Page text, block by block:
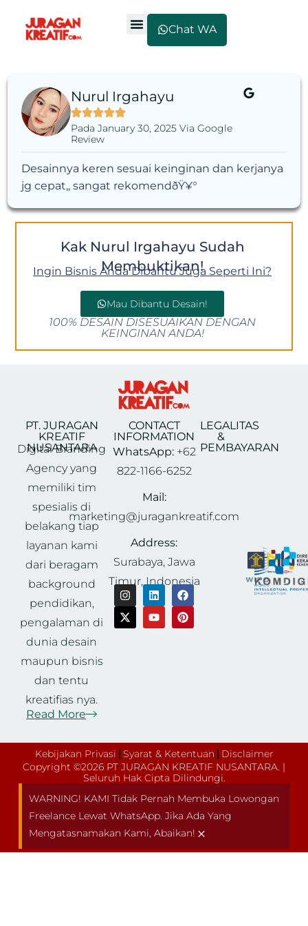
Chat WA
Nurul Irgahayu
Pada January 30, 2025 Via Google
Review
Desainnya keren sesuai keinginan dan kerjanya
jg cepat,, sangat rekomendðŸ¥°
Kak Nurul Irgahayu Sudah
Membuktikan!
Ingin Bisnis Anda Dibantu Juga Seperti Ini?
Mau Dibantu Desain!
100% DESAIN DISESUAIKAN DENGAN
KEINGINAN ANDA!
PT. JURAGAN
KREATIF
NUSANTARA
Digital Branding
Agency yang
memiliki tim
spesialis di
belakang tiap
layanan kami
dari beragam
background
pendidikan,
pengalaman di
dunia desain
maupun bisnis
dan tentu
kreatifias nya.
Read More
CONTACT
INFORMATION
WhatsApp:+62
822-1166-6252
Mail:
marketing@juragankreatif.com
Address:
Surabaya, Jawa
Timur, Indonesia
LEGALITAS
&
PEMBAYARAN
Kebijakan Privasi Syarat & Ketentuan
Disclaimer
Copyright ©2026 PT JURAGAN KREATIF NUSANTARA. |
Seluruh Hak Cipta Dilindungi.
WARNING! KAMI Tidak Pernah Membuka Lowongan
Freelance Lewat WhatsApp. Jika Ada Yang
Mengatasnamakan Kami, Abaikan! ×